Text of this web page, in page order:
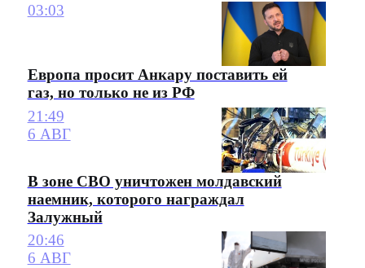
03:03
Европа просит Анкару поставить ей
газ, но только не из РФ
21:49
6 АВГ
В зоне СВО уничтожен молдавский
наемник, которого награждал
Залужный
20:46
6 АВГ